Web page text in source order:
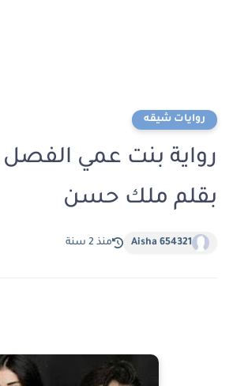
روايات شيقه
بقلم ملك حسن
Aisha 654321 منذ 2 سنة